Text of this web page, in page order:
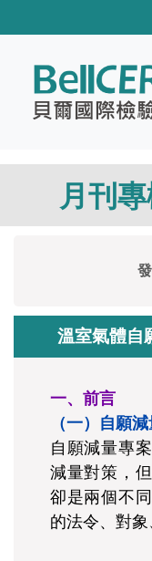
月刊專
溫室氣體自
一、前言
（一）自願
自願減量專
減量對策，
卻是兩個不
的法令、對象